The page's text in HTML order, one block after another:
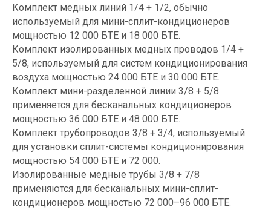
Комплект медных линий 1/4 + 1/2, обычно
используемый для мини-сплит-кондиционеров
мощностью 12 000 БТЕ и 18 000 БТЕ.
Комплект изолированных медных проводов 1/4 +
5/8, используемый для систем кондиционирования
воздуха мощностью 24 000 БТЕ и 30 000 БТЕ.
Комплект мини-разделенной линии 3/8 + 5/8
применяется для бесканальных кондиционеров
мощностью 36 000 БТЕ и 48 000 БТЕ.
Комплект трубопроводов 3/8 + 3/4, используемый
для установки сплит-системы кондиционирования
мощностью 54 000 БТЕ и 72 000.
Изолированные медные трубы 3/8 + 7/8
применяются для бесканальных мини-сплит-
кондиционеров мощностью 72 000–96 000 БТЕ.